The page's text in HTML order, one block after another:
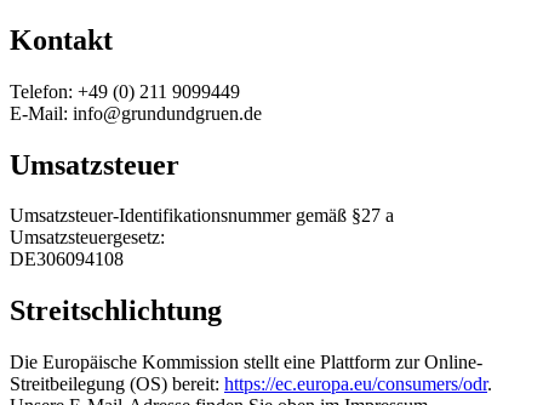
Kontakt
Telefon: +49 (0) 211 9099449
E-Mail: info@grundundgruen.de
Umsatzsteuer
Umsatzsteuer-Identifikationsnummer gemäß §27 a
Umsatzsteuergesetz:
DE306094108
Streitschlichtung
Die Europäische Kommission stellt eine Plattform zur Online-
Streitbeilegung (OS) bereit: https://ec.europa.eu/consumers/odr.